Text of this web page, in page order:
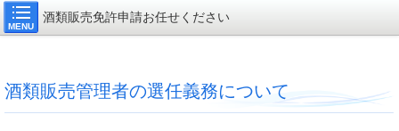
MENU
酒類販売免許申請お任せください
酒類販売管理者の選任義務について